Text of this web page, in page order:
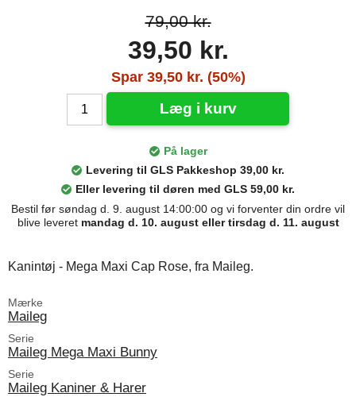
79,00 kr.
39,50 kr.
Spar 39,50 kr. (50%)
Læg i kurv
På lager
Levering til GLS Pakkeshop 39,00 kr.
Eller levering til døren med GLS 59,00 kr.
Bestil før søndag d. 9. august 14:00:00 og vi forventer din ordre vil
blive leveret mandag d. 10. august eller tirsdag d. 11. august
Kanintøj - Mega Maxi Cap Rose, fra Maileg.
Mærke
Maileg
Serie
Maileg Mega Maxi Bunny
Serie
Maileg Kaniner & Harer